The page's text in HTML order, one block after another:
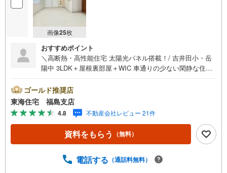
画像25枚
おすすめポイント
＼高断熱・高性能住宅 太陽光パネル搭載！/ 吉井田小・岳
陽中 3LDK＋屋根裏部屋＋WIC 車通りの少ない閑静な住宅
実です 【東海住宅って？】●福島市に事務所を開設し30
年！豊富な物件情報でお客様をお迎えいたします！【ロー
ンの相談無料！】●「住宅ローン通るかな？」様々なお悩み
ございませんか？●お客様をサポートしながら代行で無料審
査いたします！●秘密厳守、無理な営業も致しません。＼ラ
イフプランシュミレーション無料受付中！/人気です ●「ロ
を見直したい！」●審査・購入前に安心 プロが資金・生活
ゴールド推奨店
東海住宅 福島支店
4.8 不動産会社レビュー 21件
資料をもらう （無料）
電話する （通話料無料）